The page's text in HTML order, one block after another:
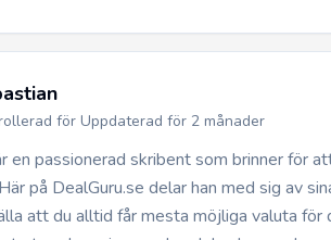
för Uppdaterad för 2 månader
en passionerad skribent som brinner för
på DealGuru.se delar han med sig av
att du alltid får mesta möjliga valuta för